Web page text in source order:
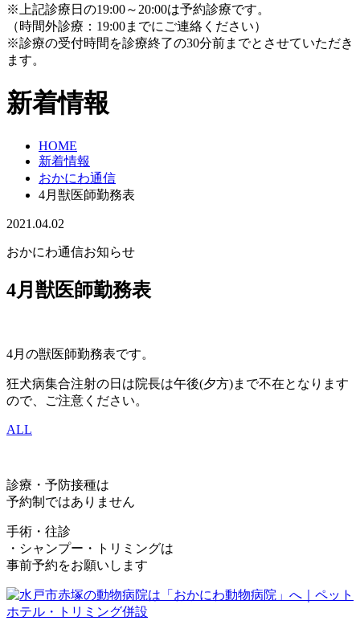
※上記診療日の19:00～20:00は予約診療です。
（時間外診療：19:00までにご連絡ください）
※診療の受付時間を診療終了の30分前までとさせていただき
ます。
新着情報
HOME
新着情報
おかにわ通信
4月獣医師勤務表
2021.04.02
おかにわ通信お知らせ
4月獣医師勤務表
4月の獣医師勤務表です。
狂犬病集合注射の日は院長は午後(夕方)まで不在となります
ので、ご注意ください。
ALL
診療・予防接種は
予約制ではありません
手術・往診
・シャンプー・トリミングは
事前予約をお願いします